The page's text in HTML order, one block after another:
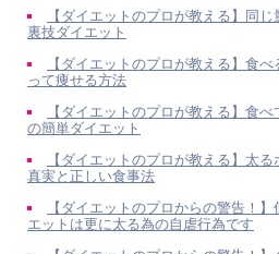
【ダイエットのプロが教える】同
裏技ダイエット
【ダイエットのプロが教える】食
って痩せる方法
【ダイエットのプロが教える】食
の簡単ダイエット
【ダイエットのプロが教える】太
真実と正しい食事法
【ダイエットのプロからの警告！
エットは更に太る為の自虐行為です